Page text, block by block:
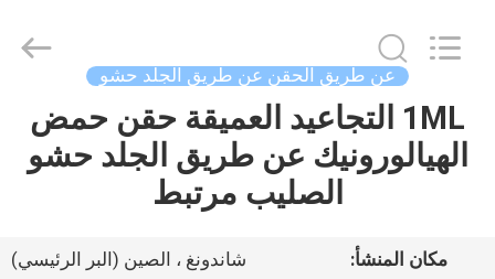
المنزل
حولنا
Trading
عن طريق الحقن عن طريق الجلد حشو
1ML التجاعيد العميقة حقن حمض
الهيالورونيك عن طريق الجلد حشو
الصليب مرتبط
مكان المنشأ:
شاندونغ ، الصين (البر الرئيسي)